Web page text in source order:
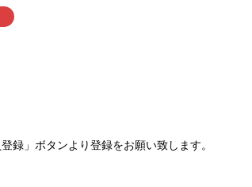
録」ボタンより登録をお願い致します。